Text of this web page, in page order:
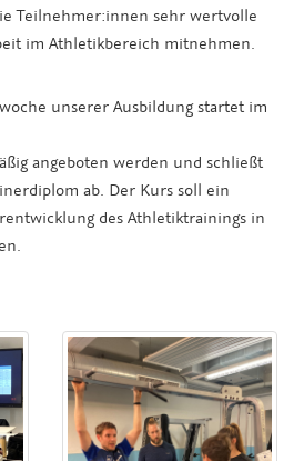
Teilnehmer:innen sehr wertvolle
im Athletikbereich mitnehmen.
unserer Ausbildung startet im
angeboten werden und schließt
ab. Der Kurs soll ein
des Athletiktrainings in